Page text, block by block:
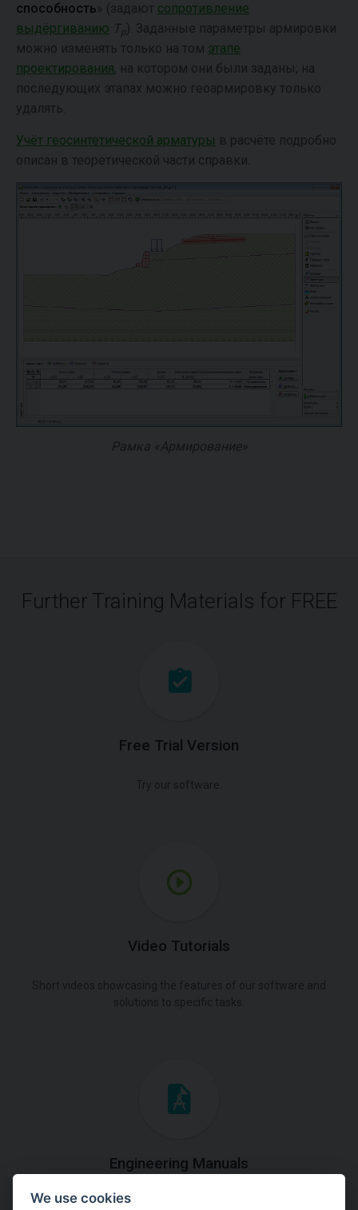
способность » (задают сопротивление
выдёргиванию Tp). Заданные параметры армировки
можно изменять только на том этапе
проектирования, на котором они были заданы; на
последующих этапах можно геоармировку только
удалять.
Учёт геосинтетической арматуры в расчёте подробно
описан в теоретической части справки.
Рамка «Армирование»
Further Training Materials for FREE
Free Trial Version
Video Tutorials
Engineering Manuals
Step by steps guides on how
We use cookies